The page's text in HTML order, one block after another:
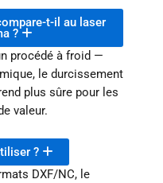
t-il au laser
?
procédé à froid —
le durcissement
plus sûre pour les
valeur.
?
DXF/NC, le